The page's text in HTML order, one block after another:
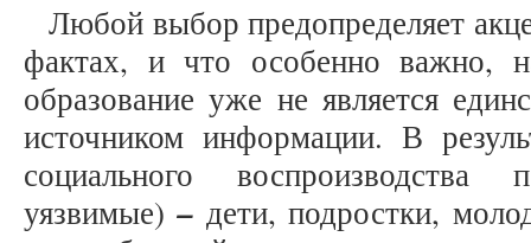
Любой выбор предопределяет
фактах, и что особенно важно,
образование уже не является
источником информации. В
социального
уязвимые)–дети, подростки,